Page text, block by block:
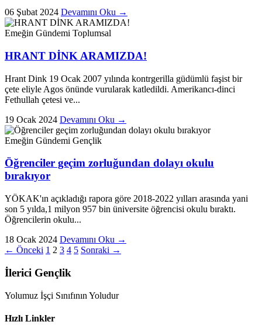
06 Şubat 2024 Devamını Oku →
Emeğin Gündemi Toplumsal
HRANT DİNK ARAMIZDA!
Hrant Dink 19 Ocak 2007 yılında kontrgerilla güdümlü faşist bir
çete eliyle Agos önünde vurularak katledildi. Amerikancı-dinci
Fethullah çetesi ve...
19 Ocak 2024 Devamını Oku →
Emeğin Gündemi Gençlik
Öğrenciler geçim zorluğundan dolayı okulu
bırakıyor
YÖKAK'ın açıkladığı rapora göre 2018-2022 yılları arasında yani
son 5 yılda,1 milyon 957 bin üniversite öğrencisi okulu bıraktı.
Öğrencilerin okulu...
18 Ocak 2024 Devamını Oku →
← Önceki 1 2 3 4 5 Sonraki →
İlerici Gençlik
Yolumuz İşçi Sınıfının Yoludur
Hızlı Linkler